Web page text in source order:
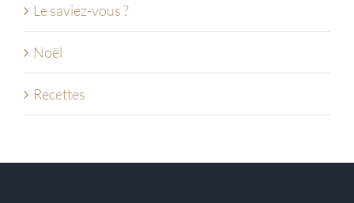
Le saviez-vous ?
Noël
Recettes